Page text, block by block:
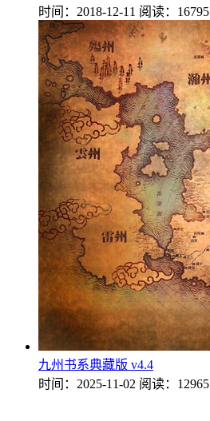
时间：2018-12-11 阅读：16795
九州书系典藏版 v4.4
时间：2025-11-02 阅读：12965